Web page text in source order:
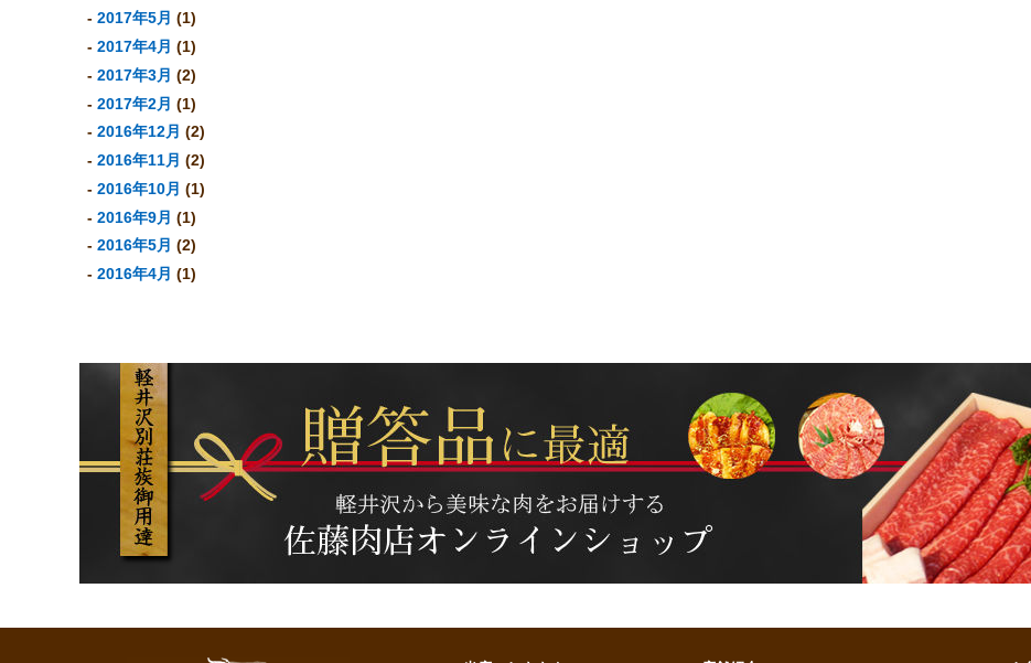
2017年5月 (1)
2017年4月 (1)
2017年3月 (2)
2017年2月 (1)
2016年12月 (2)
2016年11月 (2)
2016年10月 (1)
2016年9月 (1)
2016年5月 (2)
2016年4月 (1)